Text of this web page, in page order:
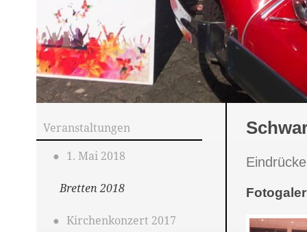
Veranstaltungen
1. Mai 2018
Bretten 2018
Kirchenkonzert 2017